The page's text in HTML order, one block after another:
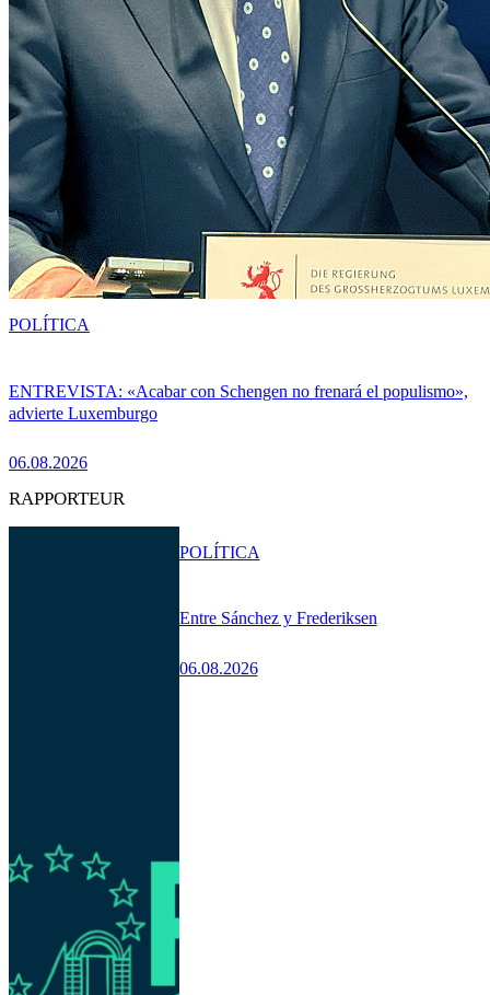
ENTREVISTA: «Acabar con Schengen no frenará el populismo»,
advierte Luxemburgo
06.08.2026
POLÍTICA
RAPPORTEUR
Entre Sánchez y Frederiksen
06.08.2026
POLÍTICA